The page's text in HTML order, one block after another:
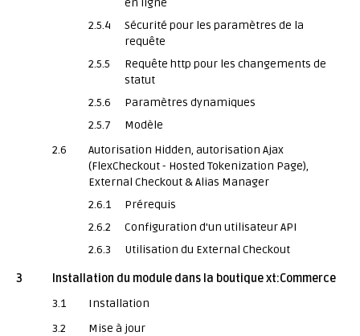
en ligne
2.5.4
Sécurité pour les paramètres de la
requête
2.5.5
Requête http pour les changements de
statut
2.5.6
Paramètres dynamiques
2.5.7
Modèle
2.6
Autorisation Hidden, autorisation Ajax
(FlexCheckout - Hosted Tokenization Page),
External Checkout & Alias Manager
2.6.1
Prérequis
2.6.2
Configuration d'un utilisateur API
2.6.3
Utilisation du External Checkout
3
Installation du module dans la boutique xt:Commerce
3.1
Installation
3.2
Mise à jour